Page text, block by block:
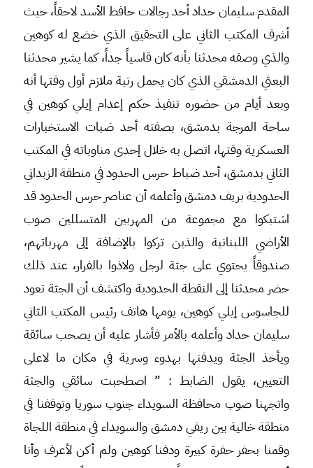
المقدم سليمان حداد أحد رجالات حافظ الأسد لاحقاً، حيث
أشرف المكتب الثاني على التحقيق الذي خضع له كوهين
والذي وصفه محدثنا بأنه كان قاسياً جداً، كما يشير محدثنا
البعثي الدمشقي الذي كان يحمل رتبة ملازم أول وقتها أنه
وبعد أيام من حضوره تنفيذ حكم إعدام إيلي كوهين في
ساحة المرجة بدمشق، بصفته أحد ضبات الاستخبارات
العسكرية وقتها، اتصل به خلال إحدى مناوباته في المكتب
الثاني بدمشق، أحد ضباط حرس الحدود في منطقة الزبداني
الحدودية بريف دمشق وأعلمه أن عناصر حرس الحدود قد
اشتبكوا مع مجموعة من المهربين المتسللين صوب
الأراضي اللبنانية والذين تركوا بالإضافة إلى مهرباتهم،
صندوقاً يحتوي على جثة لرجل ولاذوا بالفرار، عند ذلك
حضر محدثنا إلى النقطة الحدودية واكتشف أن الجثة تعود
للجاسوس إيلي كوهين، يومها هاتف رئيس المكتب الثاني
سليمان حداد وأعلمه بالأمر فأشار عليه أن يصحب سائقة
ويأخذ الجثة ويدفنها بهدوء وسرية في مكان ما لاعلى
التعيين، يقول الضابط : ” اصطحبت سائقي والجثة
واتجهنا صوب محافظة السويداء جنوب سوريا وتوقفنا في
منطقة خالية بين ريفي دمشق والسويداء في منطقة اللجاة
وقمنا بحفر حفرة كبيرة ودفنا كوهين ولم أكن لأعرف وأنا